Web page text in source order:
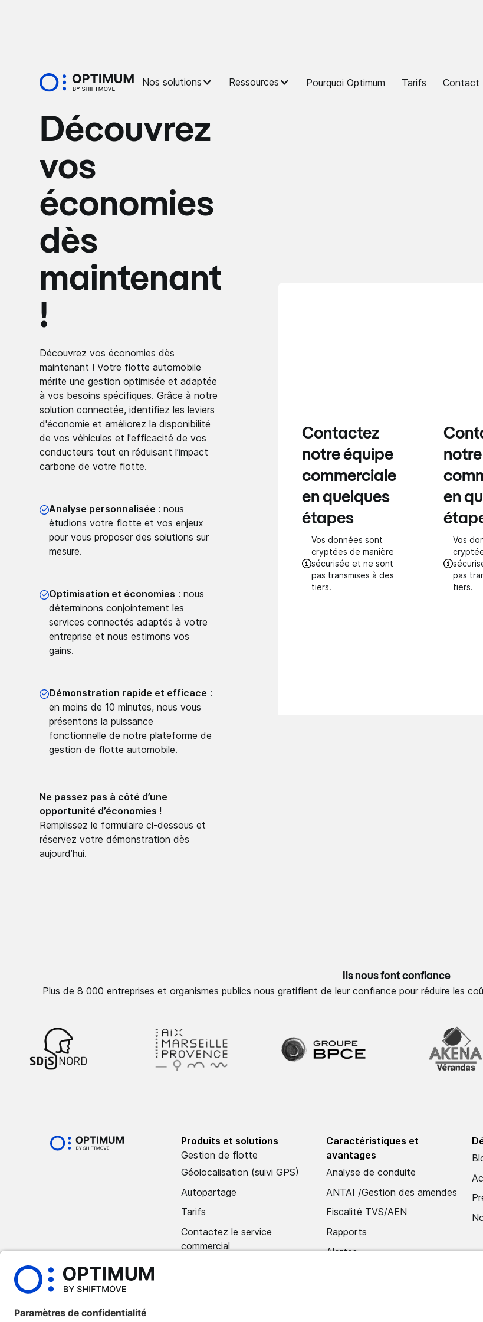
Nos solutions Ressources Pourquoi Optimum Tarifs Contact
Découvrez
vos
économies
dès
maintenant
!
Découvrez vos économies dès
maintenant ! Votre flotte automobile
mérite une gestion optimisée et adaptée
à vos besoins spécifiques. Grâce à notre
solution connectée, identifiez les leviers
d'économie et améliorez la disponibilité
de vos véhicules et l'efficacité de vos
conducteurs tout en réduisant l’impact
carbone de votre flotte.
Analyse personnalisée : nous
étudions votre flotte et vos enjeux
pour vous proposer des solutions sur
mesure.
Optimisation et économies : nous
déterminons conjointement les
services connectés adaptés à votre
entreprise et nous estimons vos
gains.
Démonstration rapide et efficace :
en moins de 10 minutes, nous vous
présentons la puissance
fonctionnelle de notre plateforme de
gestion de flotte automobile.
Ne passez pas à côté d’une
opportunité d’économies !
Remplissez le formulaire ci-dessous et
réservez votre démonstration dès
aujourd’hui.
Contactez
notre équipe
commerciale
en quelques
étapes
Vos données sont
cryptées de manière
sécurisée et ne sont
pas transmises à des
tiers.
en
Vos
pas
tiers.
Ils nous font confiance
Plus de 8 000 entreprises et organismes publics nous gratifient de leur confiance pour réduire les
Produits et solutions
Gestion de flotte
Géolocalisation (suivi GPS)
Autopartage
Tarifs
Contactez le service
commercial
Caractéristiques et
avantages
Analyse de conduite
ANTAI /Gestion des amendes
Fiscalité TVS/AEN
Rapports
Alertes